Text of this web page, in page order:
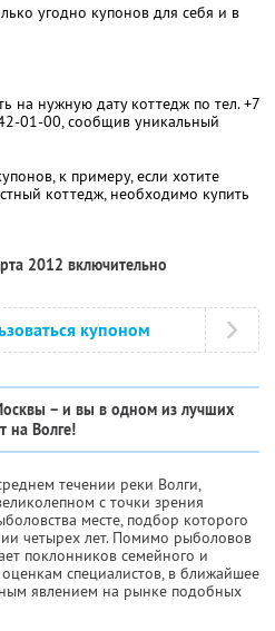
угодно купонов для себя и в
на нужную дату коттедж по тел. +7
01-00, сообщив уникальный
к примеру, если хотите
коттедж, необходимо купить
2012 включительно
купоном
– и вы в одном из лучших
на Волге!
течении реки Волги,
с точки зрения
месте, подбор которого
четырех лет. Помимо рыболовов
поклонников семейного и
специалистов, в ближайшее
явлением на рынке подобных